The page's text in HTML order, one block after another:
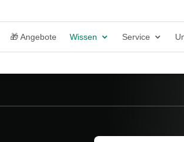
🎁 Angebote Wissen Service